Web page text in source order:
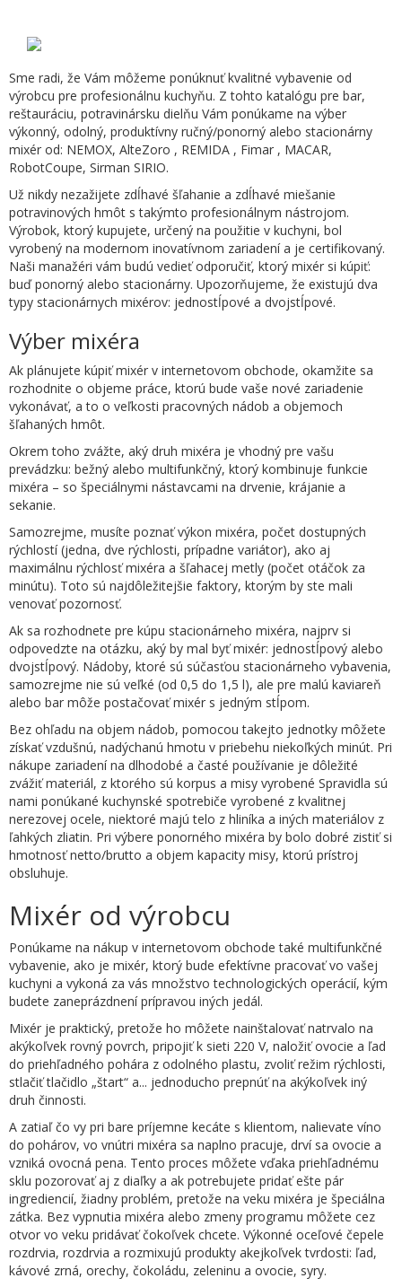
Sme radi, že Vám môžeme ponúknuť kvalitné vybavenie od
výrobcu pre profesionálnu kuchyňu. Z tohto katalógu pre bar,
reštauráciu, potravinársku dielňu Vám ponúkame na výber
výkonný, odolný, produktívny ručný/ponorný alebo stacionárny
mixér od: NEMOX, AlteZoro , REMIDA , Fimar , MACAR,
RobotCoupe, Sirman SIRIO.
Už nikdy nezažijete zdĺhavé šľahanie a zdĺhavé miešanie
potravinových hmôt s takýmto profesionálnym nástrojom.
Výrobok, ktorý kupujete, určený na použitie v kuchyni, bol
vyrobený na modernom inovatívnom zariadení a je certifikovaný.
Naši manažéri vám budú vedieť odporučiť, ktorý mixér si kúpiť:
buď ponorný alebo stacionárny. Upozorňujeme, že existujú dva
typy stacionárnych mixérov: jednostĺpové a dvojstĺpové.
Výber mixéra
Ak plánujete kúpiť mixér v internetovom obchode, okamžite sa
rozhodnite o objeme práce, ktorú bude vaše nové zariadenie
vykonávať, a to o veľkosti pracovných nádob a objemoch
šľahaných hmôt.
Okrem toho zvážte, aký druh mixéra je vhodný pre vašu
prevádzku: bežný alebo multifunkčný, ktorý kombinuje funkcie
mixéra – so špeciálnymi nástavcami na drvenie, krájanie a
sekanie.
Samozrejme, musíte poznať výkon mixéra, počet dostupných
rýchlostí (jedna, dve rýchlosti, prípadne variátor), ako aj
maximálnu rýchlosť mixéra a šľahacej metly (počet otáčok za
minútu). Toto sú najdôležitejšie faktory, ktorým by ste mali
venovať pozornosť.
Ak sa rozhodnete pre kúpu stacionárneho mixéra, najprv si
odpovedzte na otázku, aký by mal byť mixér: jednostĺpový alebo
dvojstĺpový. Nádoby, ktoré sú súčasťou stacionárneho vybavenia,
samozrejme nie sú veľké (od 0,5 do 1,5 l), ale pre malú kaviareň
alebo bar môže postačovať mixér s jedným stĺpom.
Bez ohľadu na objem nádob, pomocou takejto jednotky môžete
získať vzdušnú, nadýchanú hmotu v priebehu niekoľkých minút. Pri
nákupe zariadení na dlhodobé a časté používanie je dôležité
zvážiť materiál, z ktorého sú korpus a misy vyrobené Spravidla sú
nami ponúkané kuchynské spotrebiče vyrobené z kvalitnej
nerezovej ocele, niektoré majú telo z hliníka a iných materiálov z
ľahkých zliatin. Pri výbere ponorného mixéra by bolo dobré zistiť si
hmotnosť netto/brutto a objem kapacity misy, ktorú prístroj
obsluhuje.
Mixér od výrobcu
Ponúkame na nákup v internetovom obchode také multifunkčné
vybavenie, ako je mixér, ktorý bude efektívne pracovať vo vašej
kuchyni a vykoná za vás množstvo technologických operácií, kým
budete zaneprázdnení prípravou iných jedál.
Mixér je praktický, pretože ho môžete nainštalovať natrvalo na
akýkoľvek rovný povrch, pripojiť k sieti 220 V, naložiť ovocie a ľad
do priehľadného pohára z odolného plastu, zvoliť režim rýchlosti,
stlačiť tlačidlo „štart“ a... jednoducho prepnúť na akýkoľvek iný
druh činnosti.
A zatiaľ čo vy pri bare príjemne kecáte s klientom, nalievate víno
do pohárov, vo vnútri mixéra sa naplno pracuje, drví sa ovocie a
vzniká ovocná pena. Tento proces môžete vďaka priehľadnému
sklu pozorovať aj z diaľky a ak potrebujete pridať ešte pár
ingrediencií, žiadny problém, pretože na veku mixéra je špeciálna
zátka. Bez vypnutia mixéra alebo zmeny programu môžete cez
otvor vo veku pridávať čokoľvek chcete. Výkonné oceľové čepele
rozdrvia, rozdrvia a rozmixujú produkty akejkoľvek tvrdosti: ľad,
kávové zrná, orechy, čokoládu, zeleninu a ovocie, syry.